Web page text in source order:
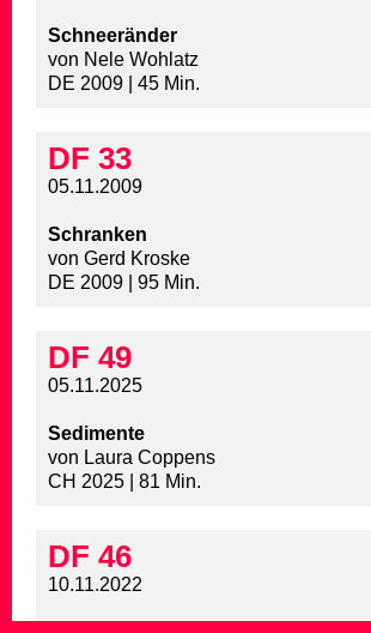
Schneeränder
von Nele Wohlatz
DE 2009 | 45 Min.
DF 33
05.11.2009
Schranken
von Gerd Kroske
DE 2009 | 95 Min.
DF 49
05.11.2025
Sedimente
von Laura Coppens
CH 2025 | 81 Min.
DF 46
10.11.2022